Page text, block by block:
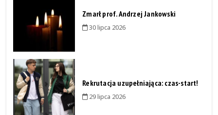
Zmarł prof. Andrzej Jankowski
30 lipca 2026
Rekrutacja uzupełniająca: czas-start!
29 lipca 2026